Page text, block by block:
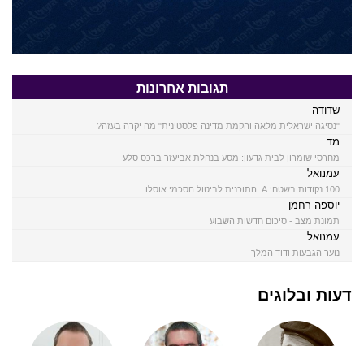
תגובות אחרונות
שדודה
"נסיגה ישראלית מלאה והקמת מדינה פלסטינית" מה יקרה בעזה?
מד
מחרסי שומרון לבית גדעון: מסע בנחלת אביעזר ברכס סלע
עמנואל
100 נקודות בשטחי A: התוכנית לביטול הסכמי אוסלו
יוספה רחמן
תמונת מצב - סיכום חדשות השבוע
עמנואל
נוער הגבעות ודוד המלך
דעות ובלוגים